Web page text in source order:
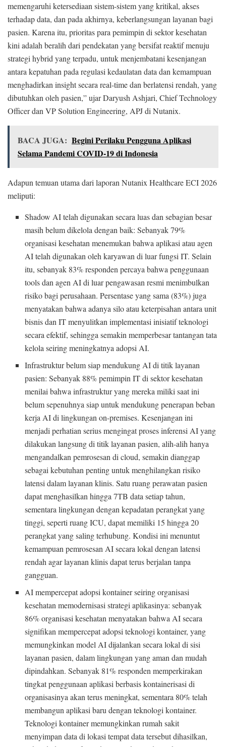
memengaruhi ketersediaan sistem-sistem yang kritikal, akses
terhadap data, dan pada akhirnya, keberlangsungan layanan bagi
pasien. Karena itu, prioritas para pemimpin di sektor kesehatan
kini adalah beralih dari pendekatan yang bersifat reaktif menuju
strategi hybrid yang terpadu, untuk menjembatani kesenjangan
antara kepatuhan pada regulasi kedaulatan data dan kemampuan
menghadirkan insight secara real-time dan berlatensi rendah, yang
dibutuhkan oleh pasien,” ujar Daryush Ashjari, Chief Technology
Officer dan VP Solution Engineering, APJ di Nutanix.
BACA JUGA: Begini Perilaku Pengguna Aplikasi
Selama Pandemi COVID-19 di Indonesia
Adapun temuan utama dari laporan Nutanix Healthcare ECI 2026
meliputi:
Shadow AI telah digunakan secara luas dan sebagian besar
masih belum dikelola dengan baik: Sebanyak 79%
organisasi kesehatan menemukan bahwa aplikasi atau agen
AI telah digunakan oleh karyawan di luar fungsi IT. Selain
itu, sebanyak 83% responden percaya bahwa penggunaan
tools dan agen AI di luar pengawasan resmi menimbulkan
risiko bagi perusahaan. Persentase yang sama (83%) juga
menyatakan bahwa adanya silo atau keterpisahan antara unit
bisnis dan IT menyulitkan implementasi inisiatif teknologi
secara efektif, sehingga semakin memperbesar tantangan tata
kelola seiring meningkatnya adopsi AI.
Infrastruktur belum siap mendukung AI di titik layanan
pasien: Sebanyak 88% pemimpin IT di sektor kesehatan
menilai bahwa infrastruktur yang mereka miliki saat ini
belum sepenuhnya siap untuk mendukung penerapan beban
kerja AI di lingkungan on-premises. Kesenjangan ini
menjadi perhatian serius mengingat proses inferensi AI yang
dilakukan langsung di titik layanan pasien, alih-alih hanya
mengandalkan pemrosesan di cloud, semakin dianggap
sebagai kebutuhan penting untuk menghilangkan risiko
latensi dalam layanan klinis. Satu ruang perawatan pasien
dapat menghasilkan hingga 7TB data setiap tahun,
sementara lingkungan dengan kepadatan perangkat yang
tinggi, seperti ruang ICU, dapat memiliki 15 hingga 20
perangkat yang saling terhubung. Kondisi ini menuntut
kemampuan pemrosesan AI secara lokal dengan latensi
rendah agar layanan klinis dapat terus berjalan tanpa
gangguan.
AI mempercepat adopsi kontainer seiring organisasi
kesehatan memodernisasi strategi aplikasinya: sebanyak
86% organisasi kesehatan menyatakan bahwa AI secara
signifikan mempercepat adopsi teknologi kontainer, yang
memungkinkan model AI dijalankan secara lokal di sisi
layanan pasien, dalam lingkungan yang aman dan mudah
dipindahkan. Sebanyak 81% responden memperkirakan
tingkat penggunaan aplikasi berbasis kontainerisasi di
organisasinya akan terus meningkat, sementara 80% telah
membangun aplikasi baru dengan teknologi kontainer.
Teknologi kontainer memungkinkan rumah sakit
menyimpan data di lokasi tempat data tersebut dihasilkan,